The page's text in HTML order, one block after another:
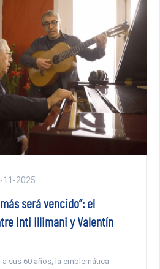
11-2025
será vencido”: el
Inti Illimani y Valentín
sus 60 años, la emblemática